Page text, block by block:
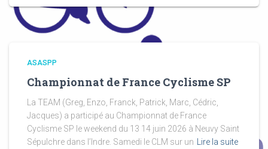
ASASPP
Championnat de France Cyclisme SP
La TEAM (Greg, Enzo, Franck, Patrick, Marc, Cédric,
Jacques) a participé au Championnat de France
Cyclisme SP le weekend du 13 14 juin 2026 à Neuvy Saint
Sépulchre dans l’Indre. Samedi le CLM sur un
Lire la suite